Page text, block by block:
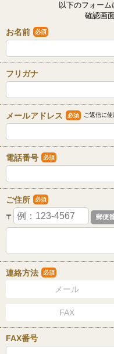
以下のフォーム
確認画
お名前 必須
フリガナ
メールアドレス 必須 ご返信に使
電話番号 必須
ご住所 必須
〒
連絡方法 必須
メール
FAX
FAX番号